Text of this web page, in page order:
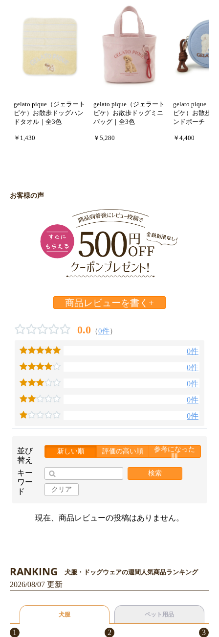
お買い物を続ける
gelato pique（ジェラート
ピケ）お散歩ドッグハン
ドタオル｜全3色
￥1,430
gelato pique（ジェラート
ピケ）お散歩ドッグミニ
バッグ｜全3色
￥5,280
gelato pique（
ピケ）お散歩
ンドポーチ｜全
￥4,400
お客様の声
商品レビューを書く+
0.0 （0件）
0件
0件
0件
0件
0件
並び
替え
新しい順 評価の高い順
参考になった
順
キー
ワー
ド
検索
クリア
現在、商品レビューの投稿はありません。
RANKING 犬服・ドッグウェアの週間人気商品ランキング
2026/08/07 更新
犬服 ペット用品
1 2 3